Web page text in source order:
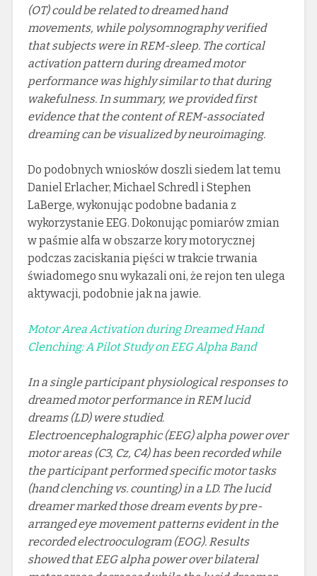
(OT) could be related to dreamed hand
movements, while polysomnography verified
that subjects were in REM-sleep. The cortical
activation pattern during dreamed motor
performance was highly similar to that during
wakefulness. In summary, we provided first
evidence that the content of REM-associated
dreaming can be visualized by neuroimaging.
Do podobnych wniosków doszli siedem lat temu
Daniel Erlacher, Michael Schredl i Stephen
LaBerge, wykonując podobne badania z
wykorzystanie EEG. Dokonując pomiarów zmian
w paśmie alfa w obszarze kory motorycznej
podczas zaciskania pięści w trakcie trwania
świadomego snu wykazali oni, że rejon ten ulega
aktywacji, podobnie jak na jawie.
Motor Area Activation during Dreamed Hand
Clenching: A Pilot Study on EEG Alpha Band
In a single participant physiological responses to
dreamed motor performance in REM lucid
dreams (LD) were studied.
Electroencephalographic (EEG) alpha power over
motor areas (C3, Cz, C4) has been recorded while
the participant performed specific motor tasks
(hand clenching vs. counting) in a LD. The lucid
dreamer marked those dream events by pre-
arranged eye movement patterns evident in the
recorded electrooculogram (EOG). Results
showed that EEG alpha power over bilateral